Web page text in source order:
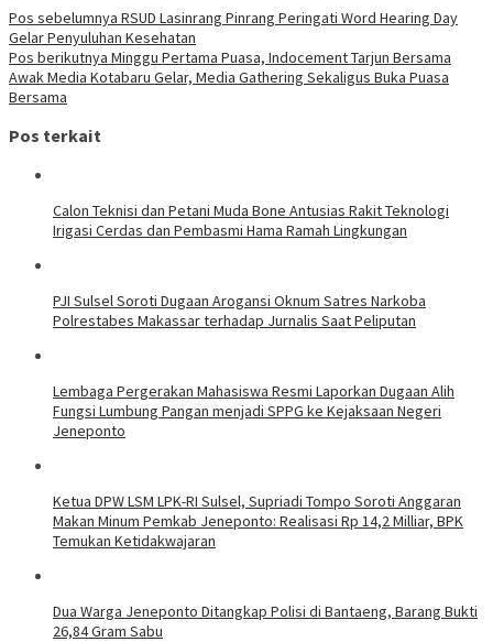
Pos sebelumnya RSUD Lasinrang Pinrang Peringati Word Hearing Day
Gelar Penyuluhan Kesehatan
Pos berikutnya Minggu Pertama Puasa, Indocement Tarjun Bersama
Awak Media Kotabaru Gelar, Media Gathering Sekaligus Buka Puasa
Bersama
Pos terkait
Calon Teknisi dan Petani Muda Bone Antusias Rakit Teknologi
Irigasi Cerdas dan Pembasmi Hama Ramah Lingkungan
PJI Sulsel Soroti Dugaan Arogansi Oknum Satres Narkoba
Polrestabes Makassar terhadap Jurnalis Saat Peliputan
Lembaga Pergerakan Mahasiswa Resmi Laporkan Dugaan Alih
Fungsi Lumbung Pangan menjadi SPPG ke Kejaksaan Negeri
Jeneponto
Ketua DPW LSM LPK-RI Sulsel, Supriadi Tompo Soroti Anggaran
Makan Minum Pemkab Jeneponto: Realisasi Rp 14,2 Milliar, BPK
Temukan Ketidakwajaran
Dua Warga Jeneponto Ditangkap Polisi di Bantaeng, Barang Bukti
26,84 Gram Sabu